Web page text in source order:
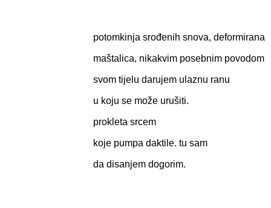
potomkinja srođenih snova, deformirana
maštalica, nikakvim posebnim povodom
svom tijelu darujem ulaznu ranu
u koju se može urušiti.
prokleta srcem
koje pumpa daktile. tu sam
da disanjem dogorim.